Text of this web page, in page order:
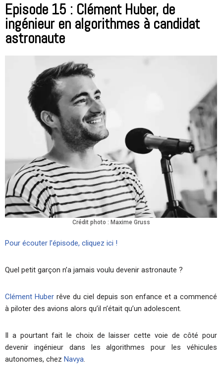
Episode 15 : Clément Huber, de
ingénieur en algorithmes à candidat
astronaute
Crédit photo : Maxime Gruss
Pour écouter l’épisode, cliquez ici !
Quel petit garçon n’a jamais voulu devenir astronaute ?
Clément Huber rêve du ciel depuis son enfance et a commencé
à piloter des avions alors qu’il n’était qu’un adolescent.
Il a pourtant fait le choix de laisser cette voie de côté pour
devenir ingénieur dans les algorithmes pour les véhicules
autonomes, chez Navya.